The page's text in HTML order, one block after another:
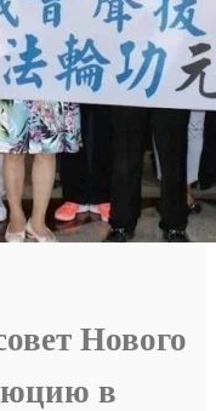
Нового
в